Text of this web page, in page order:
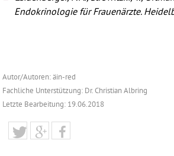
Endokrinologie für Frauenärzte.
Autor/Autoren: äin-red
Fachliche Unterstützung: Dr. Christian Albring
Letzte Bearbeitung: 19.06.2018